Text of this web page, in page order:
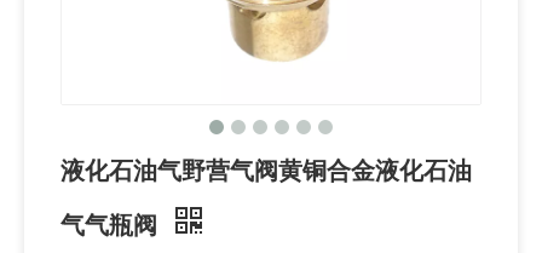
液化石油气野营气阀黄铜合金液化石油
气气瓶阀